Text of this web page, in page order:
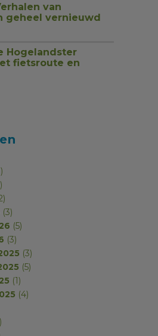
van
geheel vernieuwd
Hogelandster
fietsroute en
(3)
(5)
(3)
(3)
(5)
(1)
(4)